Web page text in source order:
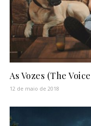
As Vozes (The
12 de maio de 2018